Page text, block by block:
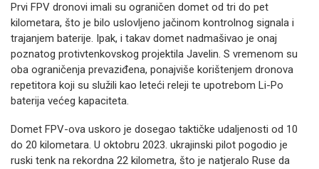
Prvi FPV dronovi imali su ograničen domet od tri do pet
kilometara, što je bilo uslovljeno jačinom kontrolnog signala i
trajanjem baterije. Ipak, i takav domet nadmašivao je onaj
poznatog protivtenkovskog projektila Javelin. S vremenom su
oba ograničenja prevaziđena, ponajviše korištenjem dronova
repetitora koji su služili kao leteći releji te upotrebom Li-Po
baterija većeg kapaciteta.
Domet FPV-ova uskoro je dosegao taktičke udaljenosti od 10
do 20 kilometara. U oktobru 2023. ukrajinski pilot pogodio je
ruski tenk na rekordna 22 kilometra, što je natjeralo Ruse da